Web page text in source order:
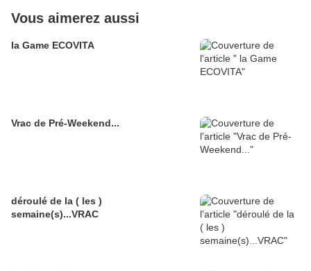
Vous aimerez aussi
la Game ECOVITA
Vrac de Pré-Weekend...
déroulé de la ( les )
semaine(s)...VRAC